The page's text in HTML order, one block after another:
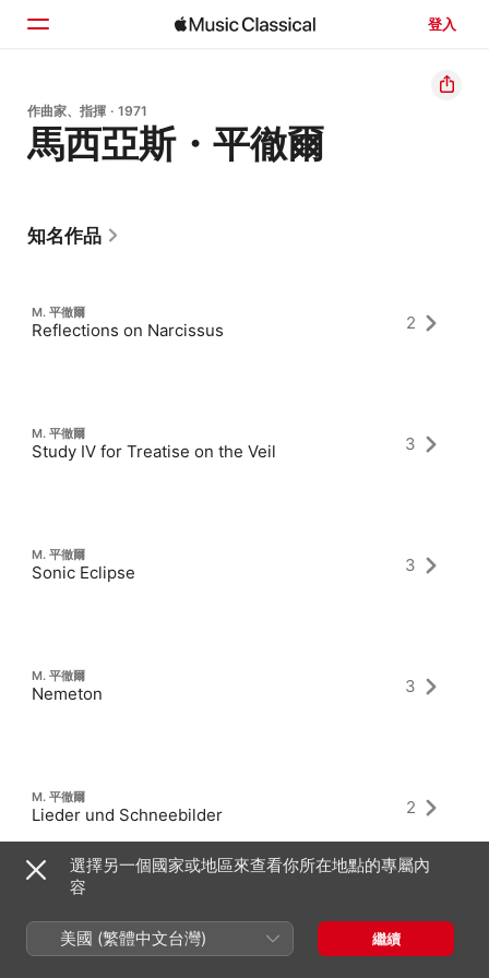
登入
首頁
瀏覽
作曲家、指揮 · 1971
馬西亞斯・平徹爾
知名作品
M. 平徹爾
Reflections on Narcissus 2
M. 平徹爾
Study IV for Treatise on the Veil 3
M. 平徹爾
Sonic Eclipse 3
M. 平徹爾
Nemeton 3
M. 平徹爾
Lieder und Schneebilder 2
選擇另一個國家或地區來查看你所在地點的專屬內
容
美國 (繁體中文台灣) 繼續